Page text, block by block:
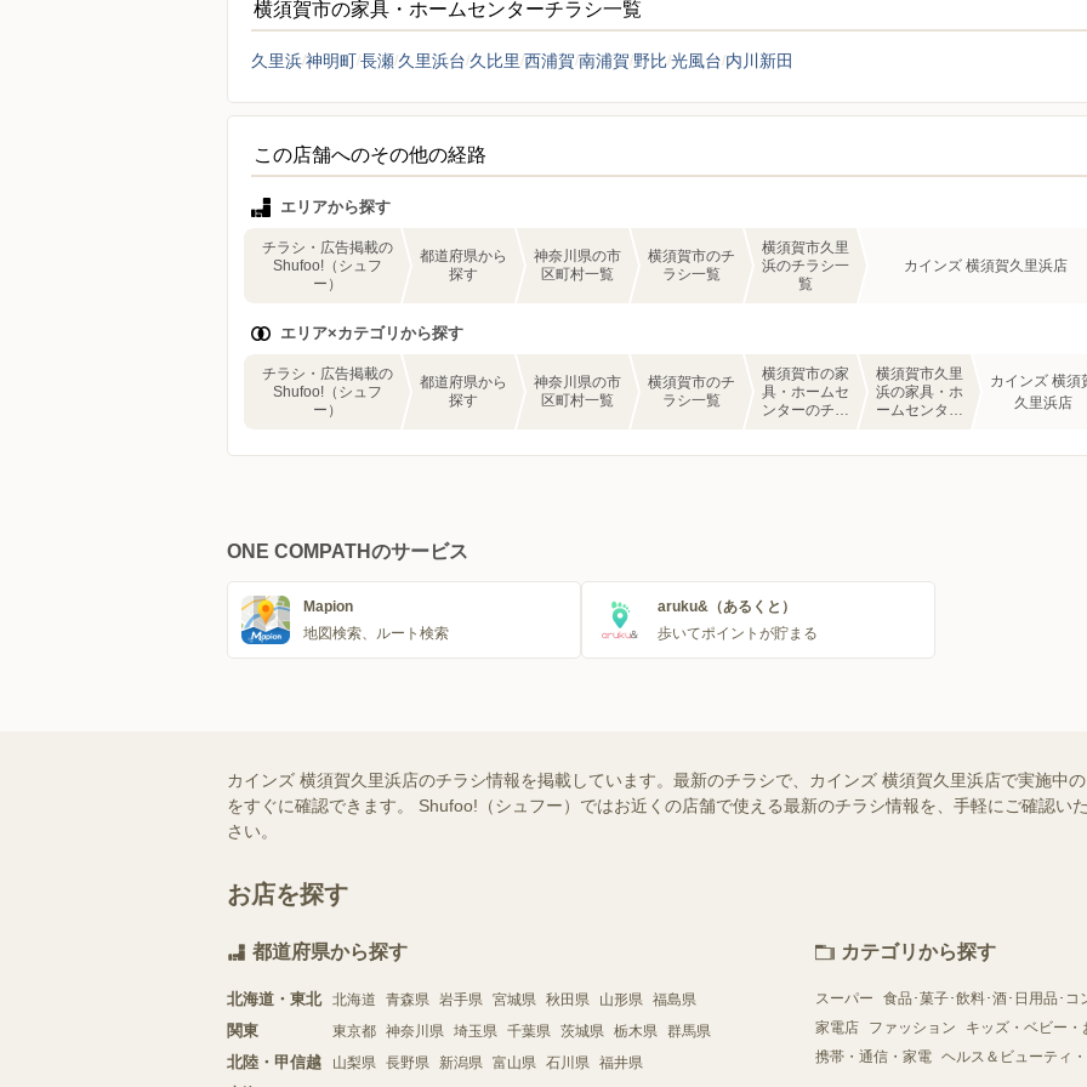
横須賀市の家具・ホームセンターチラシ一覧
久里浜神明町長瀬 久里浜台 久比里 西浦賀 南浦賀 野比 光風台 内川新田
この店舗へのその他の経路
エリアから探す
チラシ・広告掲載の
Shufoo!（シュフ
ー）
都道府県から
探す
神奈川県の市
区町村一覧
横須賀市のチ
ラシ一覧
横須賀市久里
浜のチラシ一
覧
カインズ 横須賀久里浜店
エリア×カテゴリから探す
チラシ・広告掲載の
Shufoo!（シュフ
ー）
都道府県から
探す
神奈川県の市
区町村一覧
横須賀市のチ
ラシ一覧
横須賀市の家
具・ホームセ
ンターのチラ
横須賀市久里
浜の家具・ホ
ームセンター
カインズ 横須
久里浜店
ONE COMPATHのサービス
Mapion
地図検索、ルート検索
aruku&（あるくと）
歩いてポイントが貯まる
カインズ 横須賀久里浜店のチラシ情報を掲載しています。最新のチラシで、カインズ 横須賀久里浜店で実施中
をすぐに確認できます。 Shufoo!（シュフー）ではお近くの店舗で使える最新のチラシ情報を、手軽にご確認い
さい。
お店を探す
都道府県から探す
北海道・東北 北海道 青森県 岩手県 宮城県 秋田県 山形県 福島県
関東 東京都 神奈川県 埼玉県 千葉県 茨城県 栃木県 群馬県
北陸・甲信越 山梨県 長野県 新潟県 富山県 石川県 福井県
カテゴリから探す
スーパー
食品･菓子･飲料･酒･日用品･コ
家電店
ファッション
キッズ・ベビー・
携帯・通信・家電 ヘルス＆ビューティ